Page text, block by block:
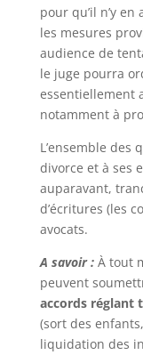
pour qu’il n’y
les mesures
audience de
le juge pourra
essentiellement
notamment à
L’ensemble des
divorce et à ses
auparavant,
d’écritures (les
avocats.
A savoir :À tout
peuvent
accords réglant
(sort des
liquidation des